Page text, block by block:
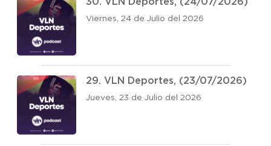
30. VLN Deportes, (24/07/2026)
Viernes, 24 de Julio del 2026
29. VLN Deportes, (23/07/2026)
Jueves, 23 de Julio del 2026